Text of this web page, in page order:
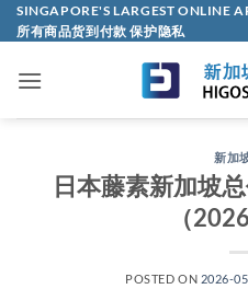
Skip
to
SINGAPORE'S LARGEST ONLINE
所有商品货到付款 保护隐私
新加
日本藤素新加坡
（
POSTED ON 2026-